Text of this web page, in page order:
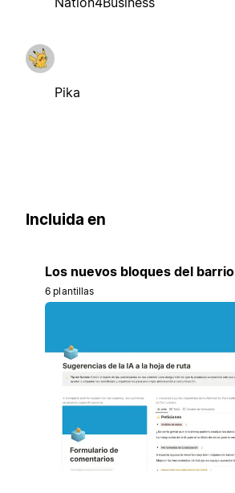
Pika
Incluida en
Los nuevos bloques del barrio
6 plantillas